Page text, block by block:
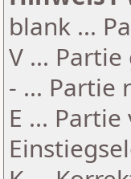
blank ...
V ...
- ... Partie
E ...